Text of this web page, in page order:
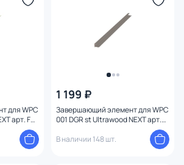
для WPC
арт. FE
1 199 ₽
Завершающий элемент для WPC
001 DGR st Ultrawood NEXT арт.
FE WPC 001 DGR st (2950 х 10 мм)
В наличии 148 шт.